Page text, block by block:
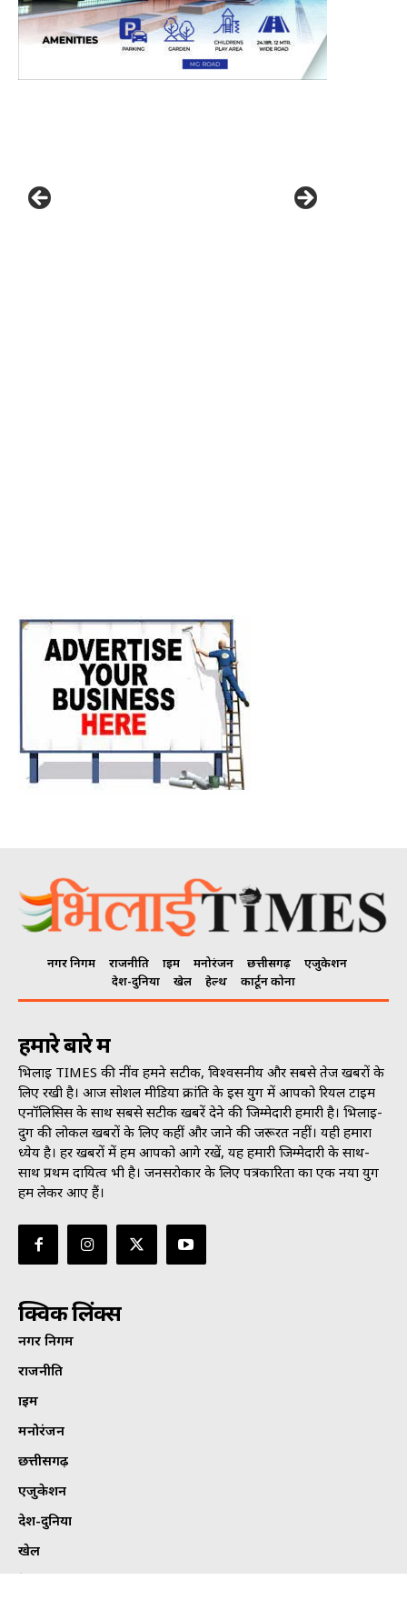
नगर निगम राजनीति क्राइम मनोरंजन छत्तीसगढ़
एजुकेशन
देश-दुनिया
खेल हेल्थ कार्टून कोना
हमारे बारे में
भिलाई TIMES की नींव हमने सटीक, विश्वसनीय और सबसे तेज खबरों के
लिए रखी है। आज सोशल मीडिया क्रांति के इस युग में आपको रियल टाइम
एनॉलिसिस के साथ सबसे सटीक खबरें देने की जिम्मेदारी हमारी है। भिलाई-
दुर्ग की लोकल खबरों के लिए कहीं और जाने की जरूरत नहीं। यही हमारा
ध्येय है। हर खबरों में हम आपको आगे रखें, यह हमारी जिम्मेदारी के साथ-
साथ प्रथम दायित्व भी है। जनसराेकार के लिए पत्रकारिता का एक नया युग
हम लेकर आए हैं।
क्विक लिंक्स
नगर निगम
राजनीति
क्राइम
मनोरंजन
छत्तीसगढ़
एजुकेशन
देश-दुनिया
खेल
हेल्थ